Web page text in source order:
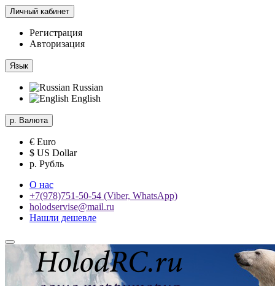
Личный кабинет
Регистрация
Авторизация
Язык
Russian
English
р. Валюта
€ Euro
$ US Dollar
р. Рубль
О нас
+7(978)751-50-54 (Viber, WhatsApp)
holodservise@mail.ru
Нашли дешевле